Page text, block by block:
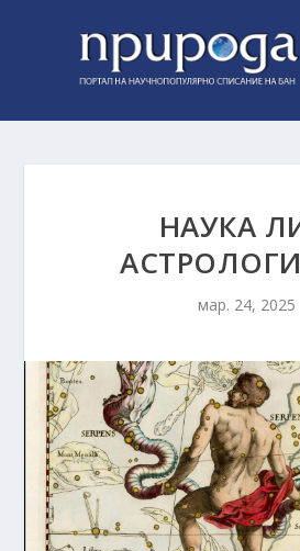
НАУКА
мар. 24, 2025